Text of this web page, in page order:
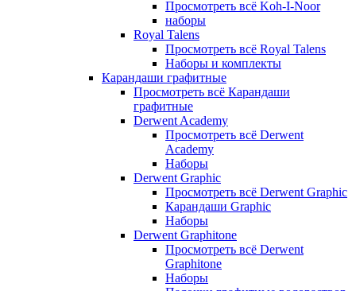
Просмотреть всё Koh-I-Noor
наборы
Royal Talens
Просмотреть всё Royal Talens
Наборы и комплекты
Карандаши графитные
Просмотреть всё Карандаши
графитные
Derwent Academy
Просмотреть всё Derwent
Academy
Наборы
Derwent Graphic
Просмотреть всё Derwent Graphic
Карандаши Graphic
Наборы
Derwent Graphitone
Просмотреть всё Derwent
Graphitone
Наборы